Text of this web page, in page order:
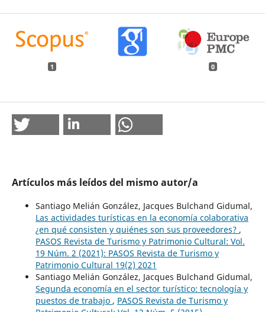
1 0
Artículos más leídos del mismo autor/a
Santiago Melián González, Jacques Bulchand Gidumal,
Las actividades turísticas en la economía colaborativa
¿en qué consisten y quiénes son sus proveedores? ,
PASOS Revista de Turismo y Patrimonio Cultural: Vol.
19 Núm. 2 (2021): PASOS Revista de Turismo y
Patrimonio Cultural 19(2) 2021
Santiago Melián González, Jacques Bulchand Gidumal,
Segunda economía en el sector turístico: tecnología y
puestos de trabajo , PASOS Revista de Turismo y